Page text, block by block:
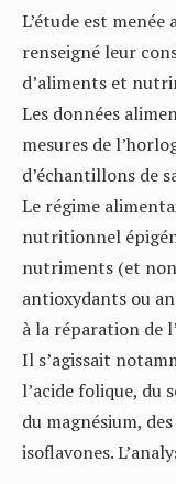
L’étude est
renseigné leur
d’aliments et
Les données
mesures de
d’échantillons de
Le régime
nutritionnel
nutriments (et
antioxydants ou
à la réparation de
Il s’agissait
l’acide folique, du
du magnésium,
isoflavones.